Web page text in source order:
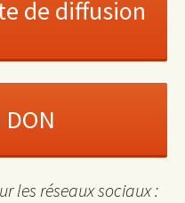
les réseaux sociaux :